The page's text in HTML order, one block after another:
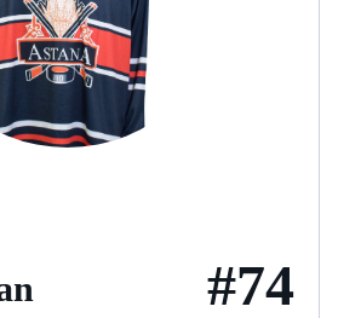
#74